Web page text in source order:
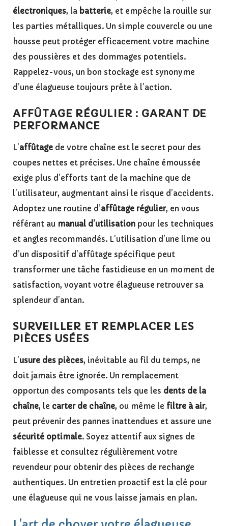
électroniques, la batterie, et empêche la rouille sur
les parties métalliques. Un simple couvercle ou une
housse peut protéger efficacement votre machine
des poussières et des dommages potentiels.
Rappelez-vous, un bon stockage est synonyme
d’une élagueuse toujours prête à l’action.
AFFÛTAGE RÉGULIER : GARANT DE
PERFORMANCE
L’affûtage de votre chaîne est le secret pour des
coupes nettes et précises. Une chaîne émoussée
exige plus d’efforts tant de la machine que de
l’utilisateur, augmentant ainsi le risque d’accidents.
Adoptez une routine d’affûtage régulier, en vous
référant au manual d’utilisation pour les techniques
et angles recommandés. L’utilisation d’une lime ou
d’un dispositif d’affûtage spécifique peut
transformer une tâche fastidieuse en un moment de
satisfaction, voyant votre élagueuse retrouver sa
splendeur d’antan.
SURVEILLER ET REMPLACER LES
PIÈCES USÉES
L’usure des pièces, inévitable au fil du temps, ne
doit jamais être ignorée. Un remplacement
opportun des composants tels que les dents de la
chaîne, le carter de chaîne, ou même le filtre à air,
peut prévenir des pannes inattendues et assure une
sécurité optimale. Soyez attentif aux signes de
faiblesse et consultez régulièrement votre
revendeur pour obtenir des pièces de rechange
authentiques. Un entretien proactif est la clé pour
une élagueuse qui ne vous laisse jamais en plan.